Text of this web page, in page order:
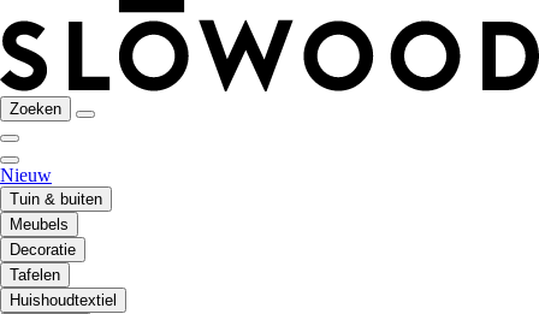
Zoeken
Nieuw
Tuin & buiten
Meubels
Decoratie
Tafelen
Huishoudtextiel